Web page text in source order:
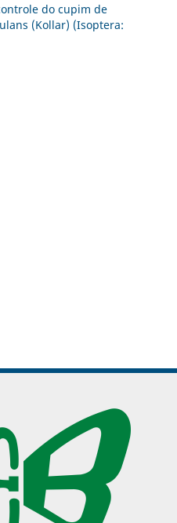
do cupim de
(Kollar) (Isoptera: